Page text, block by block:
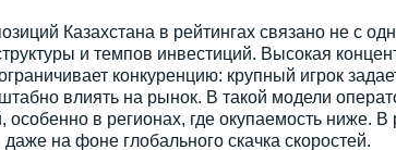
Казахстана в рейтингах связано не с
и темпов инвестиций. Высокая
конкуренцию: крупный игрок
влиять на рынок. В такой модели
в регионах, где окупаемость ниже. В
на фоне глобального скачка скоростей.